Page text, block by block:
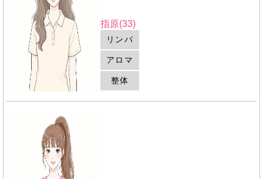
指原(33)
リンパ
アロマ
整体